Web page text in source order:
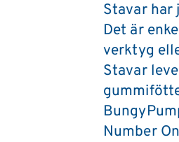
Stavar har
Det är
verktyg
Stavar
Number